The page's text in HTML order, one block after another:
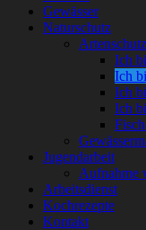
Gewässer
Naturschutz
Artenschutz
Ich
Ich
Ich
Ich
Jugendarbeit
Aufnahme
Arbeitsdienst
Kochrezepte
Kontakt